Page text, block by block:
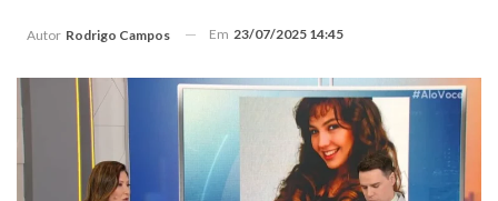
Autor Rodrigo Campos Em 23/07/2025 14:45